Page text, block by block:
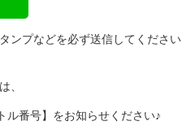
ンプなどを必ず送信してください
、
ル番号】をお知らせください♪